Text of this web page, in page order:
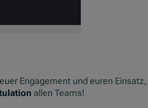
Engagement und euren Einsatz,
allen Teams!